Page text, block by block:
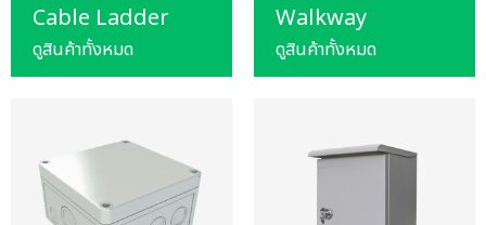
Cable Ladder
ดูสินค้าทั้งหมด
Walkway
ดูสินค้าทั้งหมด